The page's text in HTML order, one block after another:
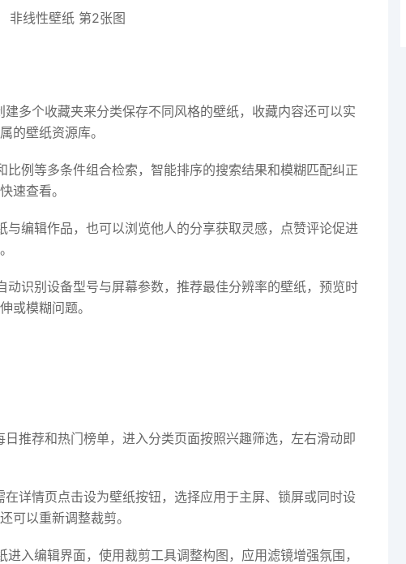
多个收藏夹来分类保存不同风格的壁纸，收藏内容还可以实
的壁纸资源库。
例等多条件组合检索，智能排序的搜索结果和模糊匹配纠正
速查看。
编辑作品，也可以浏览他人的分享获取灵感，点赞评论促进
识别设备型号与屏幕参数，推荐最佳分辨率的壁纸，预览时
或模糊问题。
推荐和热门榜单，进入分类页面按照兴趣筛选，左右滑动即
详情页点击设为壁纸按钮，选择应用于主屏、锁屏或同时设
可以重新调整裁剪。
入编辑界面，使用裁剪工具调整构图，应用滤镜增强氛围，